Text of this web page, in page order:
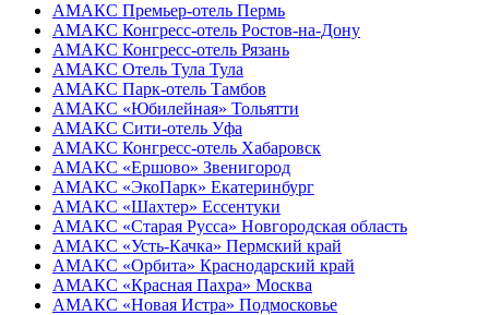
АМАКС Премьер-отель Пермь
АМАКС Конгресс-отель Ростов-на-Дону
АМАКС Конгресс-отель Рязань
АМАКС Отель Тула Тула
АМАКС Парк-отель Тамбов
АМАКС «‎Юбилейная» Тольятти
АМАКС Сити-отель Уфа
АМАКС Конгресс-отель Хабаровск
АМАКС «Ершово» Звенигород
АМАКС «ЭкоПарк» Екатеринбург
АМАКС «‎Шахтер» Ессентуки
АМАКС «‎Старая Русса» Новгородская область
АМАКС «‎Усть-Качка» Пермский край
АМАКС «‎Орбита» Краснодарский край
АМАКС «‎Красная Пахра» Москва
АМАКС «‎Новая Истра» Подмосковье